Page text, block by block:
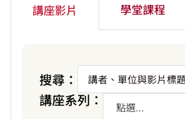
講座影片 學堂課程
搜尋：
講座系列：